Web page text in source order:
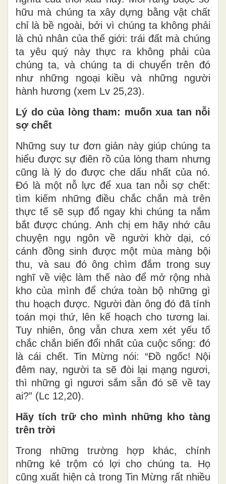
hữu mà chúng ta xây dựng bằng vật chất
chỉ là bề ngoài, bởi vì chúng ta không phải
là chủ nhân của thế giới: trái đất mà chúng
ta yêu quý này thực ra không phải của
chúng ta, và chúng ta di chuyển trên đó
như những ngoại kiều và những người
hành hương (xem Lv 25,23).
Lý do của lòng tham: muốn xua tan nỗi
sợ chết
Những suy tư đơn giản này giúp chúng ta
hiểu được sự điên rồ của lòng tham nhưng
cũng là lý do được che dấu nhất của nó.
Đó là một nỗ lực để xua tan nỗi sợ chết:
tìm kiếm những điều chắc chắn mà trên
thực tế sẽ sụp đổ ngay khi chúng ta nắm
bắt được chúng. Anh chị em hãy nhớ câu
chuyện ngụ ngôn về người khờ dại, có
cánh đồng sinh được một mùa màng bội
thu, và sau đó ông chìm đắm trong suy
nghĩ về việc làm thế nào để mở rộng nhà
kho của mình để chứa toàn bộ những gì
thu hoạch được. Người đàn ông đó đã tính
toán mọi thứ, lên kế hoạch cho tương lai.
Tuy nhiên, ông vẫn chưa xem xét yếu tố
chắc chắn biến đổi nhất của cuộc sống: đó
là cái chết. Tin Mừng nói: “Đồ ngốc! Nội
đêm nay, người ta sẽ đòi lại mạng ngươi,
thì những gì ngươi sắm sẵn đó sẽ về tay
ai?” (Lc 12,20).
Hãy tích trữ cho mình những kho tàng
trên trời
Trong những trường hợp khác, chính
những kẻ trộm có lợi cho chúng ta. Họ
cũng xuất hiện cả trong Tin Mừng rất nhiều